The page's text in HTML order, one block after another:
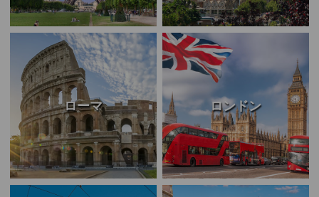
ローマ ロンドン